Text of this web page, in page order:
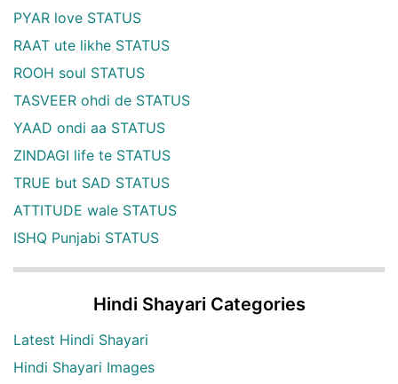
PYAR love STATUS
RAAT ute likhe STATUS
ROOH soul STATUS
TASVEER ohdi de STATUS
YAAD ondi aa STATUS
ZINDAGI life te STATUS
TRUE but SAD STATUS
ATTITUDE wale STATUS
ISHQ Punjabi STATUS
Hindi Shayari Categories
Latest Hindi Shayari
Hindi Shayari Images